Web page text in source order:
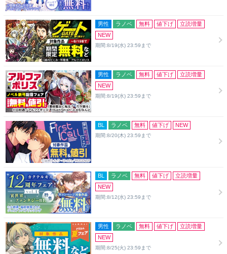
男性 ラノベ 無料 値下げ
立読増量
NEW
期間:8/19(水) 23:59まで
男性 ラノベ 無料 値下げ
立読増量
NEW
期間:8/19(水) 23:59まで
BL ラノベ 無料 値下げ NEW
期間:8/20(木) 23:59まで
BL ラノベ 無料 値下げ
立読増量
NEW
期間:8/12(水) 23:59まで
男性 ラノベ 無料 値下げ
立読増量
NEW
期間:8/25(火) 23:59まで